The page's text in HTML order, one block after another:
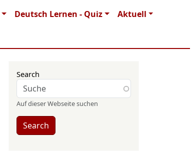
Deutsch Lernen - Quiz
Aktuell
Search
Auf dieser Webseite suchen
Search